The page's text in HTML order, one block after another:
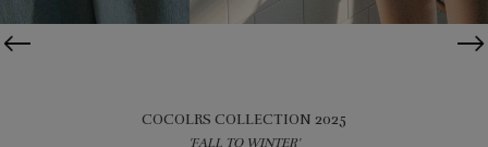
COCOLRS COLLECTION 2025
'FALL TO WINTER'